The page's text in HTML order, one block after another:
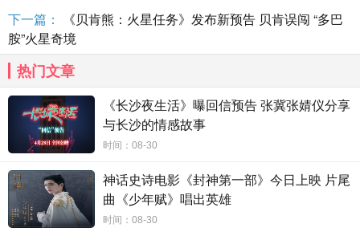
爱情童话预售开启 热恋久久情侣必看
电影《三贵情史》由著名导演李少红监制、实力派演员
姚晨监制并出演，青年导演刘斯逸执导，
下一篇：
《贝肯熊：火星任务》发布新预告 贝肯误闯 “多巴
胺”火星奇境
热门文章
《长沙夜生活》曝回信预告 张冀张婧仪分享
与长沙的情感故事
时间：08-30
神话史诗电影《封神第一部》今日上映 片尾
曲《少年赋》唱出英雄
时间：08-30